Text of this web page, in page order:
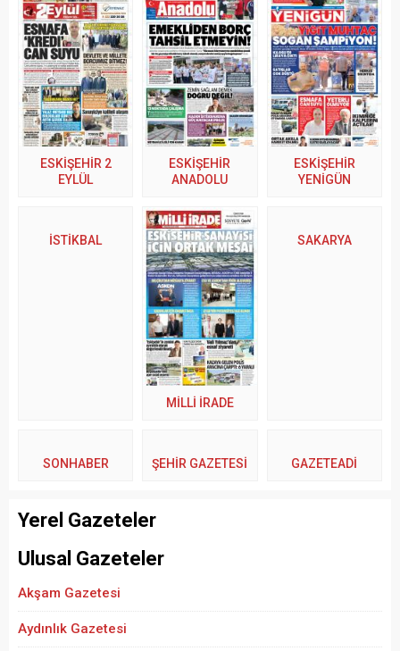
ESKİŞEHİR 2
EYLÜL
ESKİŞEHİR
ANADOLU
ESKİŞEHİR
YENİGÜN
İSTİKBAL
MİLLİ İRADE
SAKARYA
SONHABER ŞEHİR GAZETESİ GAZETEADI
Yerel Gazeteler
Ulusal Gazeteler
Akşam Gazetesi
Aydınlık Gazetesi